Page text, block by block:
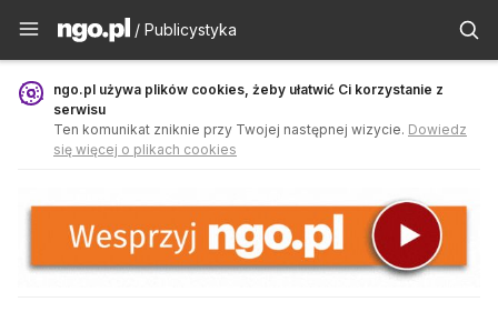
Publicystyka - ngo.pl
/ Publicystyka
ngo.pl używa plików cookies, żeby ułatwić Ci korzystanie z
serwisu
Ten komunikat zniknie przy Twojej następnej wizycie. Dowiedz
się więcej o plikach cookies